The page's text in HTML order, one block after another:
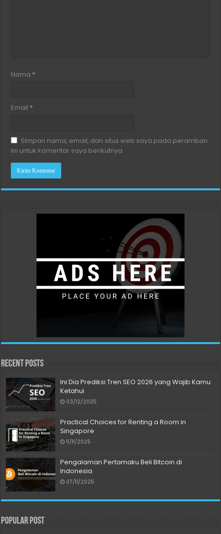
Nama *
Email *
Simpan nama, email, dan situs web saya pada peramban
ini untuk komentar saya berikutnya.
Recent Posts
Ini Dia Prediksi Tren SEO 2026 yang Wajib Kamu
Ketahui
03/12/2025
Practical Choices for Renting a Room in
Singapore
11/11/2025
Pengalaman Pertamaku Beli Bitcoin di
Indonesia
07/11/2025
Popular Post